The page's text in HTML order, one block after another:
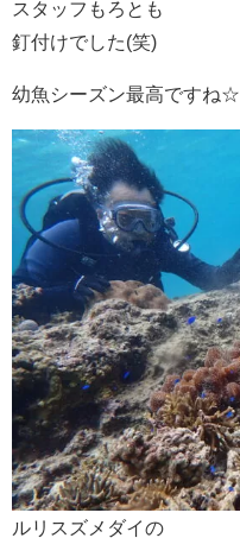
スタッフもろとも
釘付けでした(笑)
幼魚シーズン最高ですね☆
ルリスズメダイの